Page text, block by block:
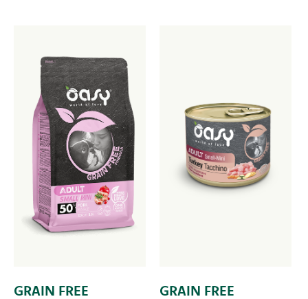
GRAIN FREE GRAIN FREE